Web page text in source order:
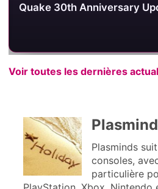
Quake 30th Anniversary
Voir toutes les dernières
Plasminds
consoles,
particulière